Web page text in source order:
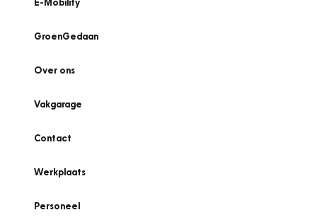
GroenGedaan
Over ons
Vakgarage
Contact
Werkplaats
Personeel